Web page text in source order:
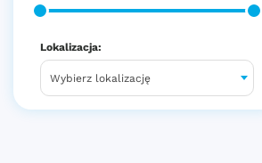
Lokalizacja:
Wybierz lokalizację